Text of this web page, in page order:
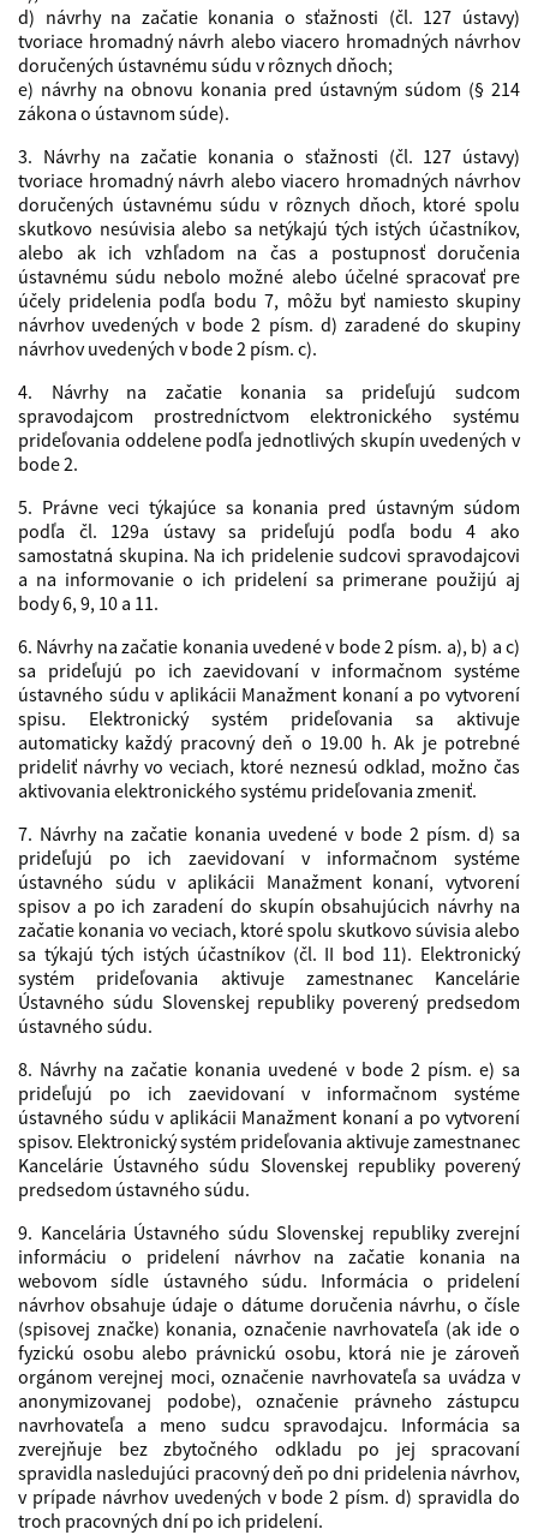
d) návrhy na začatie konania o sťažnosti (čl. 127 ústavy)
tvoriace hromadný návrh alebo viacero hromadných návrhov
doručených ústavnému súdu v rôznych dňoch;
e) návrhy na obnovu konania pred ústavným súdom (§ 214
zákona o ústavnom súde).
3. Návrhy na začatie konania o sťažnosti (čl. 127 ústavy)
tvoriace hromadný návrh alebo viacero hromadných návrhov
doručených ústavnému súdu v rôznych dňoch, ktoré spolu
skutkovo nesúvisia alebo sa netýkajú tých istých účastníkov,
alebo ak ich vzhľadom na čas a postupnosť doručenia
ústavnému súdu nebolo možné alebo účelné spracovať pre
účely pridelenia podľa bodu 7, môžu byť namiesto skupiny
návrhov uvedených v bode 2 písm. d) zaradené do skupiny
návrhov uvedených v bode 2 písm. c).
4. Návrhy na začatie konania sa prideľujú sudcom
spravodajcom prostredníctvom elektronického systému
prideľovania oddelene podľa jednotlivých skupín uvedených v
bode 2.
5. Právne veci týkajúce sa konania pred ústavným súdom
podľa čl. 129a ústavy sa prideľujú podľa bodu 4 ako
samostatná skupina. Na ich pridelenie sudcovi spravodajcovi
a na informovanie o ich pridelení sa primerane použijú aj
body 6, 9, 10 a 11.
6. Návrhy na začatie konania uvedené v bode 2 písm. a), b) a c)
sa prideľujú po ich zaevidovaní v informačnom systéme
ústavného súdu v aplikácii Manažment konaní a po vytvorení
spisu. Elektronický systém prideľovania sa aktivuje
automaticky každý pracovný deň o 19.00 h. Ak je potrebné
prideliť návrhy vo veciach, ktoré neznesú odklad, možno čas
aktivovania elektronického systému prideľovania zmeniť.
7. Návrhy na začatie konania uvedené v bode 2 písm. d) sa
prideľujú po ich zaevidovaní v informačnom systéme
ústavného súdu v aplikácii Manažment konaní, vytvorení
spisov a po ich zaradení do skupín obsahujúcich návrhy na
začatie konania vo veciach, ktoré spolu skutkovo súvisia alebo
sa týkajú tých istých účastníkov (čl. II bod 11). Elektronický
systém prideľovania aktivuje zamestnanec Kancelárie
Ústavného súdu Slovenskej republiky poverený predsedom
ústavného súdu.
8. Návrhy na začatie konania uvedené v bode 2 písm. e) sa
prideľujú po ich zaevidovaní v informačnom systéme
ústavného súdu v aplikácii Manažment konaní a po vytvorení
spisov. Elektronický systém prideľovania aktivuje zamestnanec
Kancelárie Ústavného súdu Slovenskej republiky poverený
predsedom ústavného súdu.
9. Kancelária Ústavného súdu Slovenskej republiky zverejní
informáciu o pridelení návrhov na začatie konania na
webovom sídle ústavného súdu. Informácia o pridelení
návrhov obsahuje údaje o dátume doručenia návrhu, o čísle
(spisovej značke) konania, označenie navrhovateľa (ak ide o
fyzickú osobu alebo právnickú osobu, ktorá nie je zároveň
orgánom verejnej moci, označenie navrhovateľa sa uvádza v
anonymizovanej podobe), označenie právneho zástupcu
navrhovateľa a meno sudcu spravodajcu. Informácia sa
zverejňuje bez zbytočného odkladu po jej spracovaní
spravidla nasledujúci pracovný deň po dni pridelenia návrhov,
v prípade návrhov uvedených v bode 2 písm. d) spravidla do
troch pracovných dní po ich pridelení.